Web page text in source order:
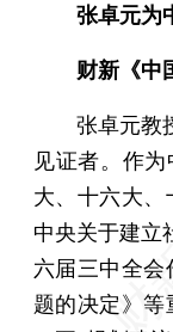
张卓元为中
财新《中国
张卓元教
见证者。作
大、十六大
中央关于建立
六届三中全会
题的决定》等